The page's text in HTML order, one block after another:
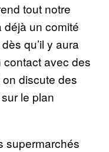
tout notre
déjà un comité
qu’il y aura
avec des
discute des
le plan
supermarchés